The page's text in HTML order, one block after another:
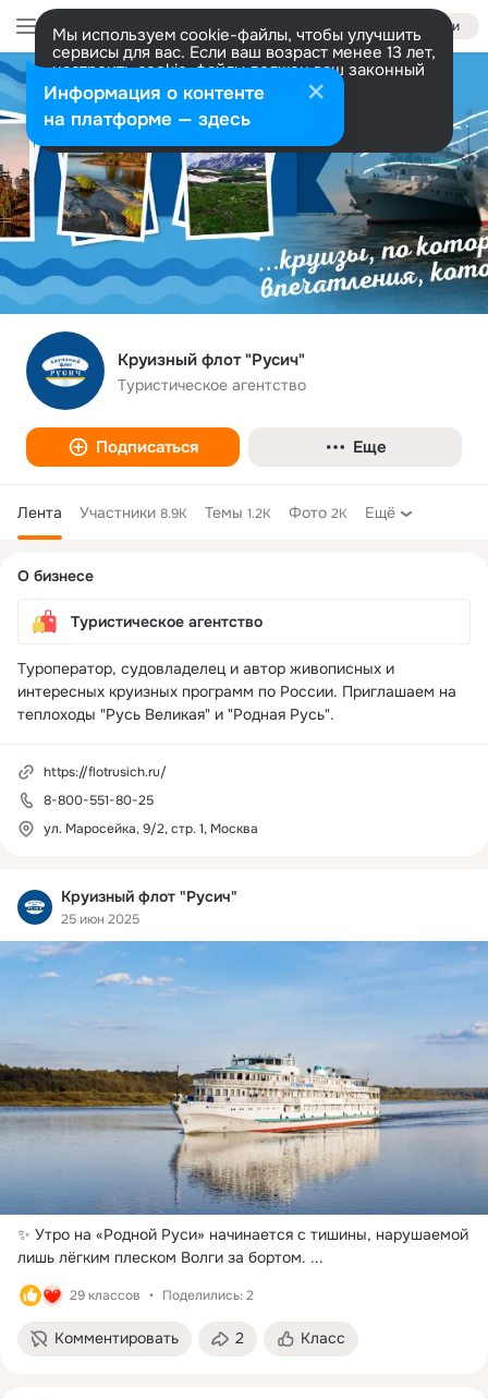
Войти
Мы используем cookie-файлы, чтобы улучшить
сервисы для вас. Если ваш возраст менее 13 лет,
настроить cookie-файлы должен ваш законный
представитель. Больше информации
Разрешить все Настроить
Круизный флот "Русич"
Туристическое агентство
Подписаться Еще
Лента Участники 8.9K Темы 1.2K Фото 2K Ещё
Круизный флот "Русич"
25 июн 2025
✨ Утро на «Родной Руси» начинается с тишины, нарушаемой
лишь лёгким плеском Волги за бортом. ...
29 классов Поделились: 2
Комментировать 2 Класс
колонка
О бизнесе
Туристическое агентство
Туроператор, судовладелец и автор живописных и
интересных круизных программ по России. Приглашаем на
теплоходы "Русь Великая" и "Родная Русь".
https://flotrusich.ru/
8-800-551-80-25
ул. Маросейка, 9/2, стр. 1, Москва
Информация о контенте
на платформе — здесь